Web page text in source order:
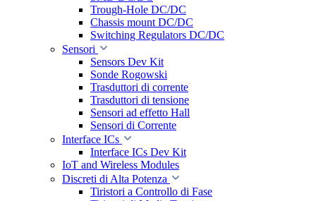
Trough-Hole DC/DC
Chassis mount DC/DC
Switching Regulators DC/DC
Sensori
Sensors Dev Kit
Sonde Rogowski
Trasduttori di corrente
Trasduttori di tensione
Sensori ad effetto Hall
Sensori di Corrente
Interface ICs
Interface ICs Dev Kit
IoT and Wireless Modules
Discreti di Alta Potenza
Tiristori a Controllo di Fase